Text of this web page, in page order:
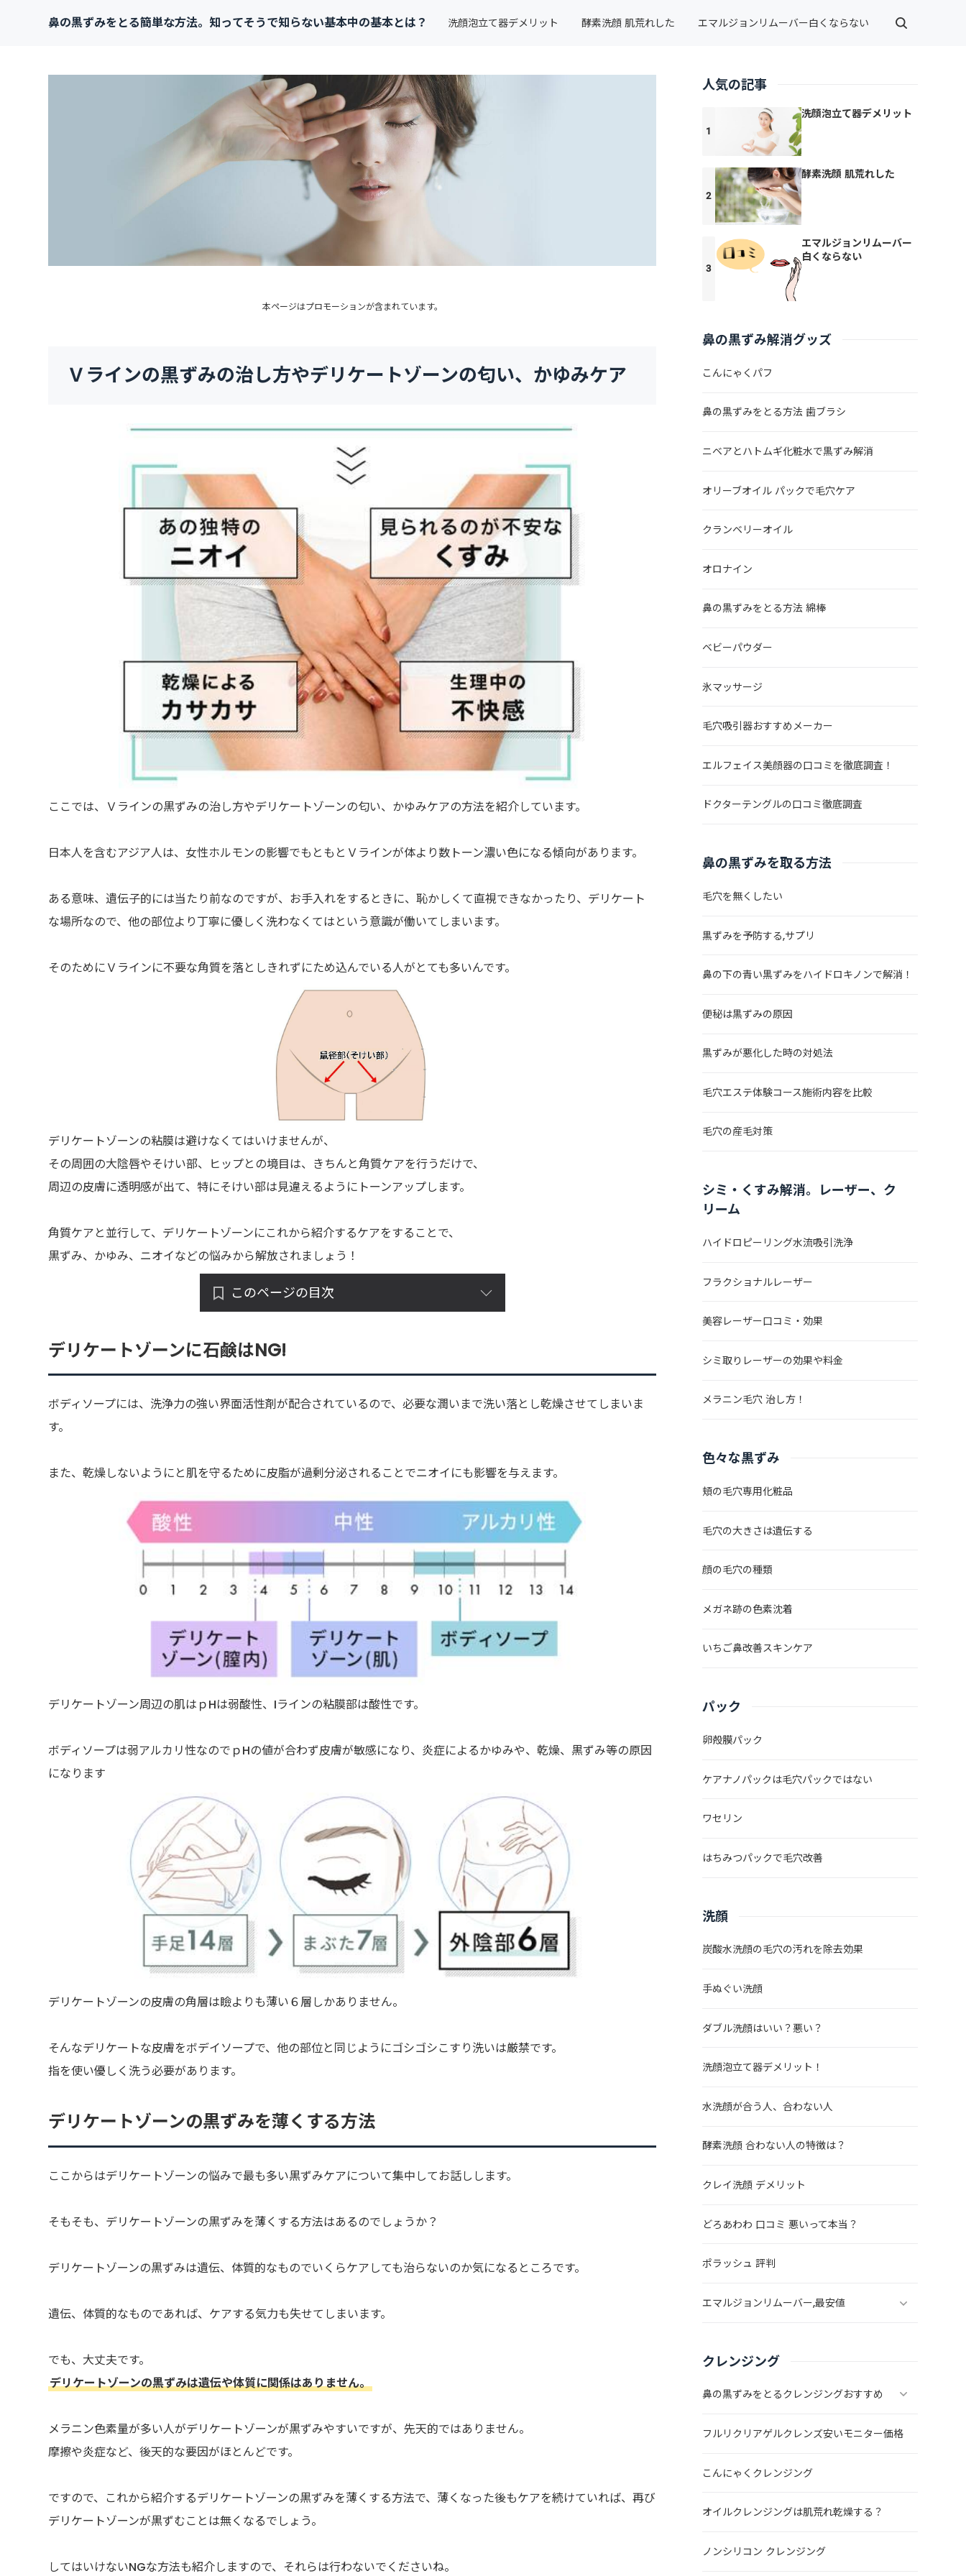
鼻の黒ずみをとる簡単な方法。知ってそうで知らない基本中の基本とは？ 洗顔泡立て器デメリット 酵素洗顔 肌荒れした エマルジョンリムーバー白くならない
本ページはプロモーションが含まれています。
Ｖラインの黒ずみの治し方やデリケートゾーンの匂い、かゆみケア
ここでは、Ｖラインの黒ずみの治し方やデリケートゾーンの匂い、かゆみケアの方法を紹介しています。
日本人を含むアジア人は、女性ホルモンの影響でもともとＶラインが体より数トーン濃い色になる傾向があります。
ある意味、遺伝子的には当たり前なのですが、お手入れをするときに、恥かしくて直視できなかったり、デリケート
な場所なので、他の部位より丁寧に優しく洗わなくてはという意識が働いてしまいます。
そのためにＶラインに不要な角質を落としきれずにため込んでいる人がとても多いんです。
デリケートゾーンの粘膜は避けなくてはいけませんが、
その周囲の大陰唇やそけい部、ヒップとの境目は、きちんと角質ケアを行うだけで、
周辺の皮膚に透明感が出て、特にそけい部は見違えるようにトーンアップします。
角質ケアと並行して、デリケートゾーンにこれから紹介するケアをすることで、
黒ずみ、かゆみ、ニオイなどの悩みから解放されましょう！
このページの目次
デリケートゾーンに石鹸はNG!
ボディソープには、洗浄力の強い界面活性剤が配合されているので、必要な潤いまで洗い落とし乾燥させてしまいま
す。
また、乾燥しないようにと肌を守るために皮脂が過剰分泌されることでニオイにも影響を与えます。
デリケートゾーン周辺の肌はｐHは弱酸性、Iラインの粘膜部は酸性です。
ボディソープは弱アルカリ性なのでｐHの値が合わず皮膚が敏感になり、炎症によるかゆみや、乾燥、黒ずみ等の原因
になります
デリケートゾーンの皮膚の角層は瞼よりも薄い６層しかありません。
そんなデリケートな皮膚をボデイソープで、他の部位と同じようにゴシゴシこすり洗いは厳禁です。
指を使い優しく洗う必要があります。
デリケートゾーンの黒ずみを薄くする方法
ここからはデリケートゾーンの悩みで最も多い黒ずみケアについて集中してお話しします。
そもそも、デリケートゾーンの黒ずみを薄くする方法はあるのでしょうか？
デリケートゾーンの黒ずみは遺伝、体質的なものでいくらケアしても治らないのか気になるところです。
遺伝、体質的なものであれば、ケアする気力も失せてしまいます。
でも、大丈夫です。
デリケートゾーンの黒ずみは遺伝や体質に関係はありません。
メラニン色素量が多い人がデリケートゾーンが黒ずみやすいですが、先天的ではありません。
摩擦や炎症など、後天的な要因がほとんどです。
ですので、これから紹介するデリケートゾーンの黒ずみを薄くする方法で、薄くなった後もケアを続けていれば、再び
デリケートゾーンが黒ずむことは無くなるでしょう。
してはいけないNGな方法も紹介しますので、それらは行わないでくださいね。
人気の記事
洗顔泡立て器デメリット
酵素洗顔 肌荒れした
エマルジョンリムーバー
白くならない
鼻の黒ずみ解消グッズ
こんにゃくパフ
鼻の黒ずみをとる方法 歯ブラシ
ニベアとハトムギ化粧水で黒ずみ解消
オリーブオイル パックで毛穴ケア
クランベリーオイル
オロナイン
鼻の黒ずみをとる方法 綿棒
ベビーパウダー
氷マッサージ
毛穴吸引器おすすめメーカー
エルフェイス美顔器の口コミを徹底調査！
ドクターテングルの口コミ徹底調査
鼻の黒ずみを取る方法
毛穴を無くしたい
黒ずみを予防する,サプリ
鼻の下の青い黒ずみをハイドロキノンで解消！
便秘は黒ずみの原因
黒ずみが悪化した時の対処法
毛穴エステ体験コース施術内容を比較
毛穴の産毛対策
シミ・くすみ解消。レーザー、ク
リーム
ハイドロピーリング水流吸引洗浄
フラクショナルレーザー
美容レーザー口コミ・効果
シミ取りレーザーの効果や料金
メラニン毛穴 治し方！
色々な黒ずみ
頬の毛穴専用化粧品
毛穴の大きさは遺伝する
顔の毛穴の種類
メガネ跡の色素沈着
いちご鼻改善スキンケア
パック
卵殻膜パック
ケアナノパックは毛穴パックではない
ワセリン
はちみつパックで毛穴改善
洗顔
炭酸水洗顔の毛穴の汚れを除去効果
手ぬぐい洗顔
ダブル洗顔はいい？悪い？
洗顔泡立て器デメリット！
水洗顔が合う人、合わない人
酵素洗顔 合わない人の特徴は？
クレイ洗顔 デメリット
どろあわわ 口コミ 悪いって本当？
ポラッシュ 評判
エマルジョンリムーバー,最安値
クレンジング
鼻の黒ずみをとるクレンジングおすすめ
フルリクリアゲルクレンズ安いモニター価格
こんにゃくクレンジング
オイルクレンジングは肌荒れ乾燥する？
ノンシリコン クレンジング